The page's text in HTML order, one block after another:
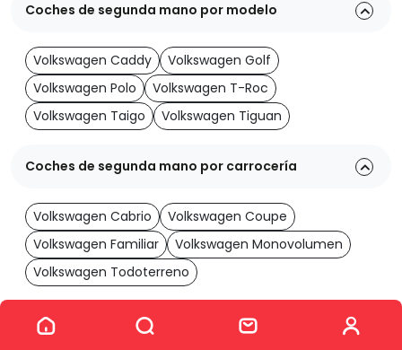
Ver los 23 coches
Coches de segunda mano por modelo
Volkswagen Caddy
Volkswagen Golf
Volkswagen Polo
Volkswagen T-Roc
Volkswagen Taigo
Volkswagen Tiguan
Coches de segunda mano por carrocería
Volkswagen Cabrio
Volkswagen Coupe
Volkswagen Familiar
Volkswagen Monovolumen
Volkswagen Todoterreno